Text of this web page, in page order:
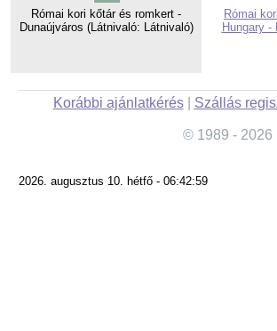
Római kori kőtár és romkert -
Dunaújváros (Látnivaló: Látnivaló)
Római
Hungary -
Korábbi ajánlatkérés| Szállás
© 1989 - 2026
2026. augusztus 10. hétfő - 06:42:59